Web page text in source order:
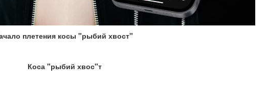
плетения косы "рыбий хвост"
Коса "рыбий хвос"т